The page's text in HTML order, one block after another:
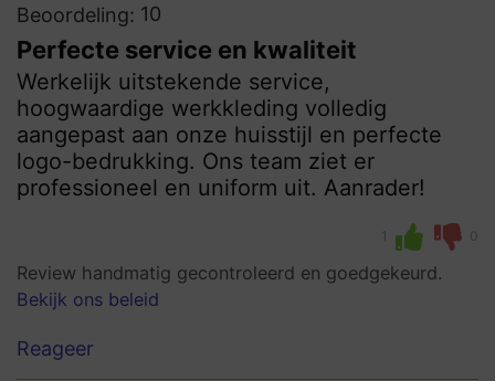
Beoordeling: 10
Perfecte service en kwaliteit
Werkelijk uitstekende service,
hoogwaardige werkkleding volledig
aangepast aan onze huisstijl en perfecte
logo-bedrukking. Ons team ziet er
professioneel en uniform uit. Aanrader!
1 0
Review handmatig gecontroleerd en goedgekeurd.
Bekijk ons beleid
Reageer